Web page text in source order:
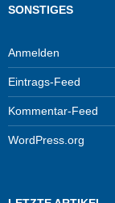
SONSTIGES
Anmelden
Eintrags-Feed
Kommentar-Feed
WordPress.org